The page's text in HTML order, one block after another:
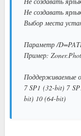
Не создавать
Выбор места
Параметр /
Пример:
Поддерживаемые
7 SP1 (32-bit) 7
bit) 10 (64-bit)